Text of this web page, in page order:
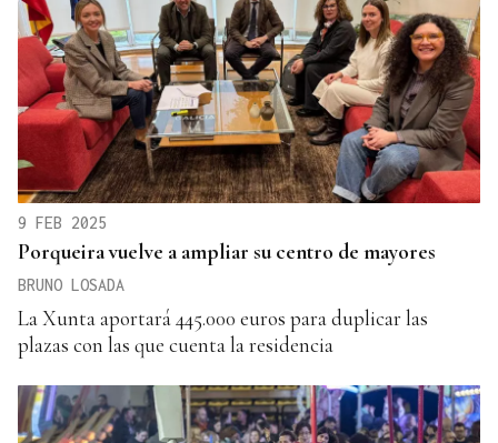
9 FEB 2025
Porqueira vuelve a ampliar su centro de mayores
BRUNO LOSADA
La Xunta aportará 445.000 euros para duplicar las
plazas con las que cuenta la residencia